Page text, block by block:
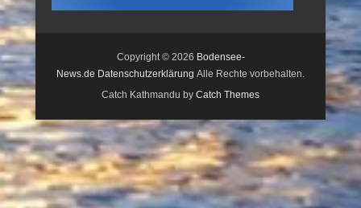
Copyright © 2026 Bodensee-
News.de Datenschutzerklärung Alle Rechte vorbehalten.
Catch Kathmandu by Catch Themes